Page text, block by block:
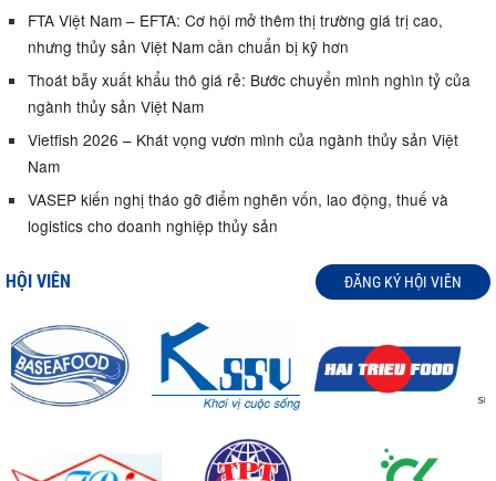
FTA Việt Nam – EFTA: Cơ hội mở thêm thị trường giá trị cao,
nhưng thủy sản Việt Nam cần chuẩn bị kỹ hơn
Thoát bẫy xuất khẩu thô giá rẻ: Bước chuyển mình nghìn tỷ của
ngành thủy sản Việt Nam
Vietfish 2026 – Khát vọng vươn mình của ngành thủy sản Việt
Nam
VASEP kiến nghị tháo gỡ điểm nghẽn vốn, lao động, thuế và
logistics cho doanh nghiệp thủy sản
HỘI VIÊN ĐĂNG KÝ HỘI VIÊN